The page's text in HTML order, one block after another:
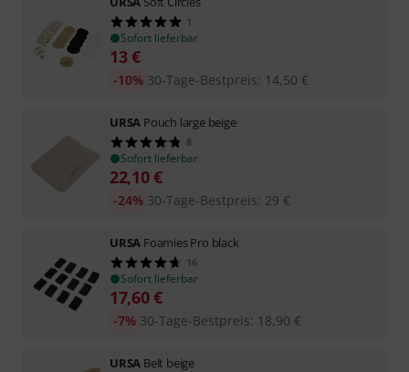
1
Sofort lieferbar
13€
30-Tage-Bestpreis: 14,50 €
-10%
URSA Pouch large beige
8
Sofort lieferbar
22,10€
30-Tage-Bestpreis: 29 €
-24%
URSA Foamies Pro black
16
Sofort lieferbar
17,60€
30-Tage-Bestpreis: 18,90 €
-7%
URSA Belt beige